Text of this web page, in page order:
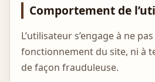
Comportement de
L’utilisateur s’engage à ne
fonctionnement du site, ni à
de façon frauduleuse.